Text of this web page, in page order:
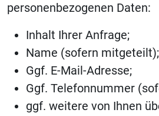
personenbezogenen Daten:
Inhalt Ihrer Anfrage;
Name (sofern mitgeteilt);
Ggf. E-Mail-Adresse;
Ggf. Telefonnummer
ggf. weitere von Ihnen